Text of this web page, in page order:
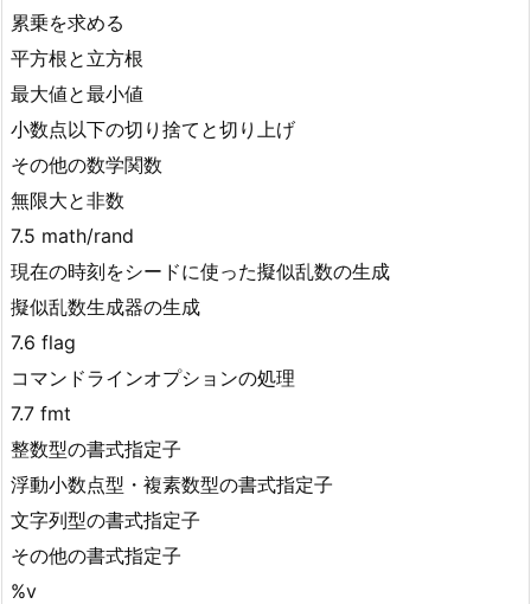
累乗を求める
平方根と立方根
最大値と最小値
小数点以下の切り捨てと切り上げ
その他の数学関数
無限大と非数
7.5 math/rand
現在の時刻をシードに使った擬似乱数の生成
擬似乱数生成器の生成
7.6 flag
コマンドラインオプションの処理
7.7 fmt
整数型の書式指定子
浮動小数点型・複素数型の書式指定子
文字列型の書式指定子
その他の書式指定子
%v